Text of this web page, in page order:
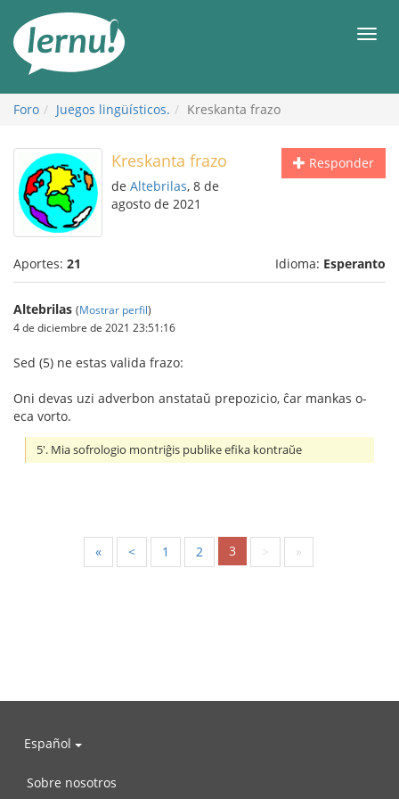
Foro Juegos lingüísticos. Kreskanta frazo
Responder
Kreskanta frazo
de Altebrilas, 8 de
agosto de 2021
Aportes: 21 Idioma: Esperanto
Altebrilas (Mostrar perfil)
4 de diciembre de 2021 23:51:16
Sed (5) ne estas valida frazo:
Oni devas uzi adverbon anstataŭ prepozicio, ĉar mankas o-
eca vorto.
5'. Mia sofrologio montriĝis publike efika kontraŭe
« < 1 2 3 > »
Español
Sobre nosotros